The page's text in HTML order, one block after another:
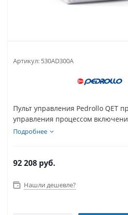
Артикул: 530AD300A
Пульт управления Pedrollo QET
управления процессом
Подробнее
92 208 руб.
Нашли дешевле?